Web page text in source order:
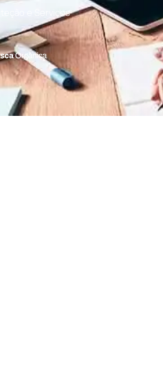
Civil
de Emergência
Incêndio
de Incêndio Valor
de Incêndio
a Incêndio NR 23
e Serviços